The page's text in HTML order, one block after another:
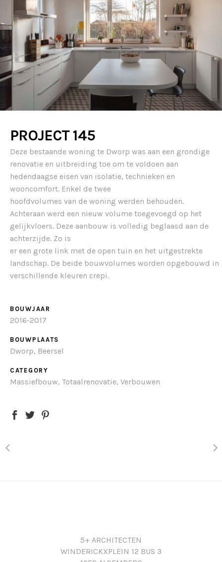
PROJECT 145
Deze bestaande woning te Dworp was aan een grondige
renovatie en uitbreiding toe om te voldoen aan
hedendaagse eisen van isolatie, technieken en
wooncomfort. Enkel de twee
hoofdvolumes van de woning werden behouden.
Achteraan werd een nieuw volume toegevoegd op het
gelijkvloers. Deze aanbouw is volledig beglaasd aan de
achterzijde. Zo is
er een grote link met de open tuin en het uitgestrekte
landschap. De beide bouwvolumes worden opgebouwd in
verschillende kleuren crepi.
BOUWJAAR
2016-2017
BOUWPLAATS
Dworp, Beersel
CATEGORY
Massiefbouw, Totaalrenovatie, Verbouwen
5+ ARCHITECTEN
WINDERICKXPLEIN 12 BUS 3